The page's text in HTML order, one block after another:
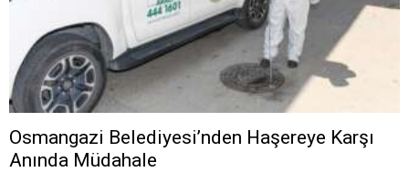
Osmangazi Belediyesi’nden Haşereye Karşı
Anında Müdahale